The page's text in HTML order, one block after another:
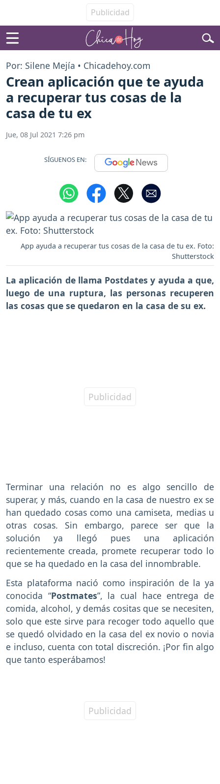
Por: Silene Mejía • Chicadehoy.com
Crean aplicación que te ayuda
a recuperar tus cosas de la
casa de tu ex
Jue, 08 Jul 2021 7:26 pm
SÍGUENOS EN:
App ayuda a recuperar tus cosas de la casa de tu ex. Foto:
Shutterstock
La aplicación de llama Postdatesy ayuda a que,
luego de una ruptura, las personas recuperen
las cosas que se quedaron en la casa de su ex.
Terminar una relación no es algo sencillo de
superar, y más, cuando en la casa de nuestro ex se
han quedado cosas como una camiseta, medias u
otras cosas. Sin embargo, parece ser que la
solución ya llegó pues una aplicación
recientemente creada, promete recuperar todo lo
que se ha quedado en la casa del innombrable.
Esta plataforma nació como inspiración de la ya
conocida “Postmates”, la cual hace entrega de
comida, alcohol, y demás cositas que se necesiten,
solo que este sirve para recoger todo aquello que
se quedó olvidado en la casa del ex novio o novia
e incluso, cuenta con total discreción. ¡Por fin algo
que tanto esperábamos!